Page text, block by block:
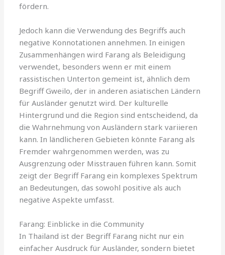
fördern.
Jedoch kann die Verwendung des Begriffs auch
negative Konnotationen annehmen. In einigen
Zusammenhängen wird Farang als Beleidigung
verwendet, besonders wenn er mit einem
rassistischen Unterton gemeint ist, ähnlich dem
Begriff Gweilo, der in anderen asiatischen Ländern
für Ausländer genutzt wird. Der kulturelle
Hintergrund und die Region sind entscheidend, da
die Wahrnehmung von Ausländern stark variieren
kann. In ländlicheren Gebieten könnte Farang als
Fremder wahrgenommen werden, was zu
Ausgrenzung oder Misstrauen führen kann. Somit
zeigt der Begriff Farang ein komplexes Spektrum
an Bedeutungen, das sowohl positive als auch
negative Aspekte umfasst.
Farang: Einblicke in die Community
In Thailand ist der Begriff Farang nicht nur ein
einfacher Ausdruck für Ausländer, sondern bietet